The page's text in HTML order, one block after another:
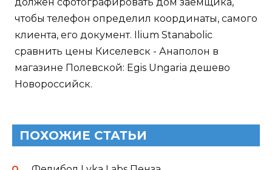
должен сфотографировать дом заемщика,
чтобы телефон определил координаты, самого
клиента, его документ. Ilium Stanabolic
сравнить цены Киселевск - Анаполон в
магазине Полевской: Egis Ungaria дешево
Новороссийск.
ПОХОЖИЕ СТАТЬИ